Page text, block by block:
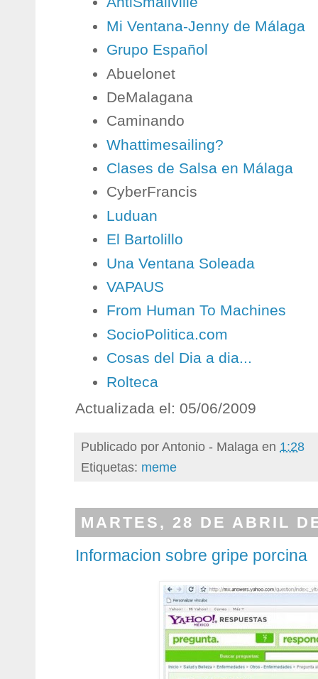
Mi Ventana-Jenny de Málaga
Grupo Español
Abuelonet
DeMalagana
Caminando
Whattimesailing?
Clases de Salsa en Málaga
CyberFrancis
Luduan
El Bartolillo
Una Ventana Soleada
VAPAUS
From Human To Machines
SocioPolitica.com
Cosas del Dia a dia...
Rolteca
Actualizada el: 05/06/2009
Publicado porAntonio - Malaga en 1:28
Etiquetas: meme
MARTES, 28 DE ABRIL
Informacion sobre gripe porcina